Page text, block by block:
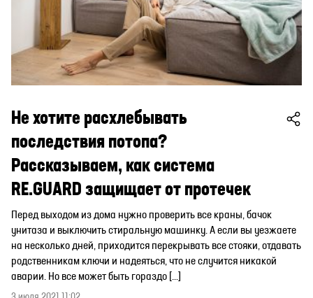
Не хотите расхлебывать
последствия потопа?
Рассказываем, как система
RE.GUARD защищает от протечек
Перед выходом из дома нужно проверить все краны, бачок
унитаза и выключить стиральную машинку. А если вы уезжаете
на несколько дней, приходится перекрывать все стояки, отдавать
родственникам ключи и надеяться, что не случится никакой
аварии. Но все может быть гораздо […]